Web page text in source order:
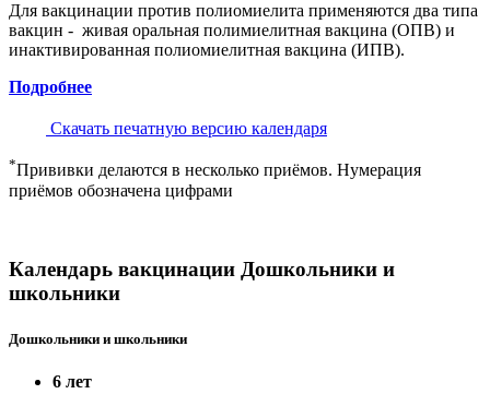
Для вакцинации против полиомиелита применяются два типа
вакцин - живая оральная полимиелитная вакцина (ОПВ) и
инактивированная полиомиелитная вакцина (ИПВ).
Подробнее
Скачать печатную версию календаря
*Прививки делаются в несколько приёмов. Нумерация
приёмов обозначена цифрами
Календарь вакцинации Дошкольники и
школьники
Дошкольники и школьники
6 лет